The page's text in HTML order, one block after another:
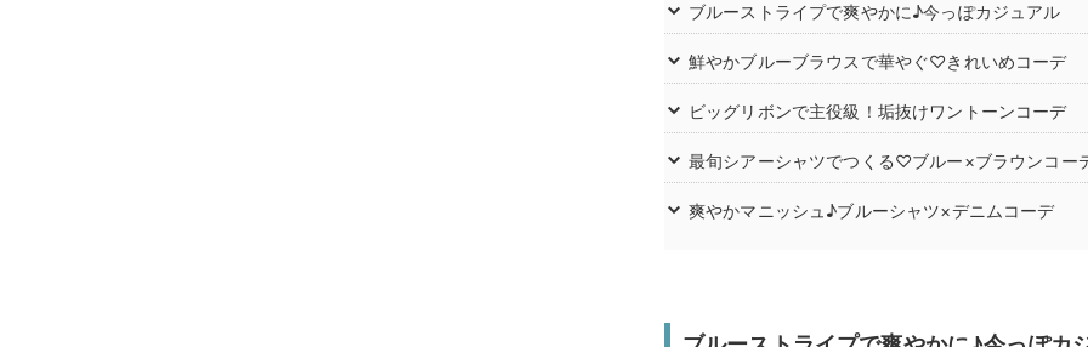
ブルーストライプで爽やかに♪今っぽカジュアル
鮮やかブルーブラウスで華やぐ♡きれいめコーデ
ビッグリボンで主役級！垢抜けワントーンコーデ
最旬シアーシャツでつくる♡ブルー×ブラウンコー
爽やかマニッシュ♪ブルーシャツ×デニムコーデ